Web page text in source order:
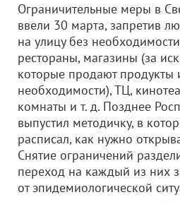
Ограничительные меры в
ввели 30 марта, запретив
на улицу без
рестораны, магазины (за
которые продают продукты
необходимости), ТЦ,
комнаты и т. д. Позднее
выпустил методичку, в
расписал, как нужно
Снятие ограничений
переход на каждый из них
от эпидемиологической